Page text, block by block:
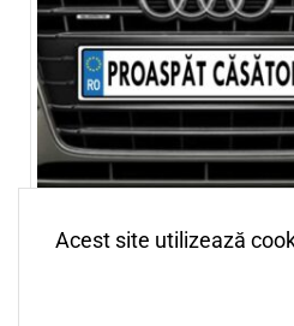
Acest site utilizează